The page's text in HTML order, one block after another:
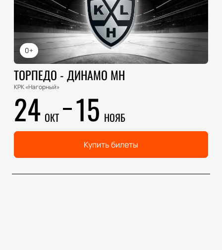
0+
ТОРПЕДО - ДИНАМО МН
КРК «Нагорный»
24 ОКТ 15 НОЯБ
Купить билеты